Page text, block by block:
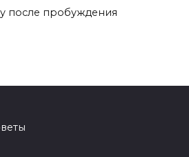
после пробуждения